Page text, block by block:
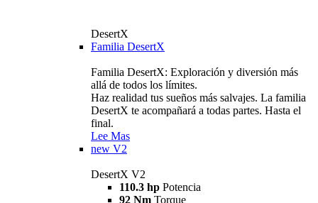
DesertX
Familia DesertX
Familia DesertX: Exploración y diversión más
allá de todos los límites.
Haz realidad tus sueños más salvajes. La familia
DesertX te acompañará a todas partes. Hasta el
final.
Lee Mas
new V2
DesertX V2
110.3 hp Potencia
92 Nm Torque